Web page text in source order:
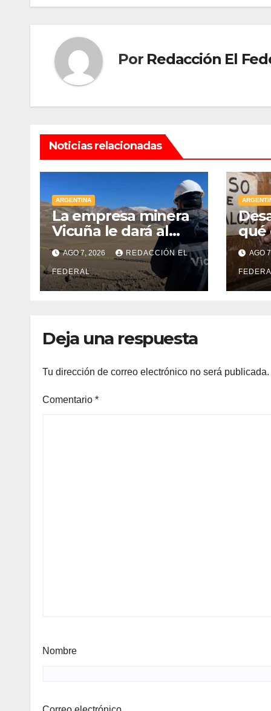
Por Redacción El
Noticias relacionadas
ARGENTINA
La empresa minera
Vicuña le dará al
gobierno de San
Juan U$D 250
millones cómo un
aporte
AGO 7, 2026 REDACCIÓN EL
FEDERAL
qué
con
tuvo
en
AGO
Deja una respuesta
Tu dirección de correo electrónico no será publicada.
Comentario *
Nombre